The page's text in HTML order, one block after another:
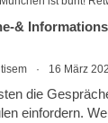
&
· 16 März
die
einfordern.